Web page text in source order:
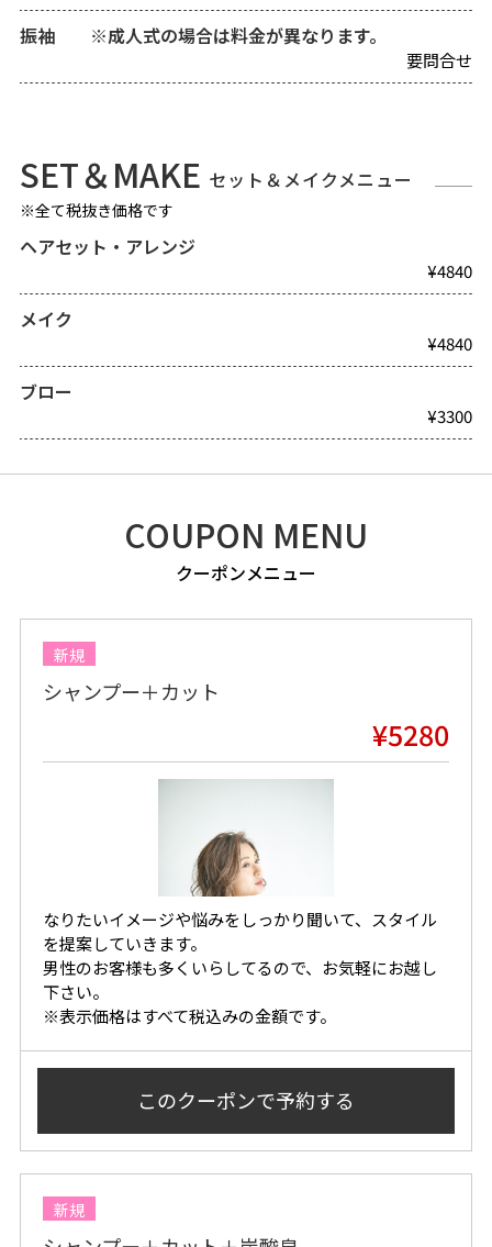
振袖 ※成人式の場合は料金が異なります。
要問合せ
SET＆MAKE セット＆メイクメニュー
※全て税抜き価格です
ヘアセット・アレンジ
¥4840
メイク
¥4840
ブロー
¥3300
COUPON MENU
クーポンメニュー
新規
シャンプー＋カット
¥5280
なりたいイメージや悩みをしっかり聞いて、スタイル
を提案していきます。
男性のお客様も多くいらしてるので、お気軽にお越し
下さい。
※表示価格はすべて税込みの金額です。
このクーポンで予約する
新規